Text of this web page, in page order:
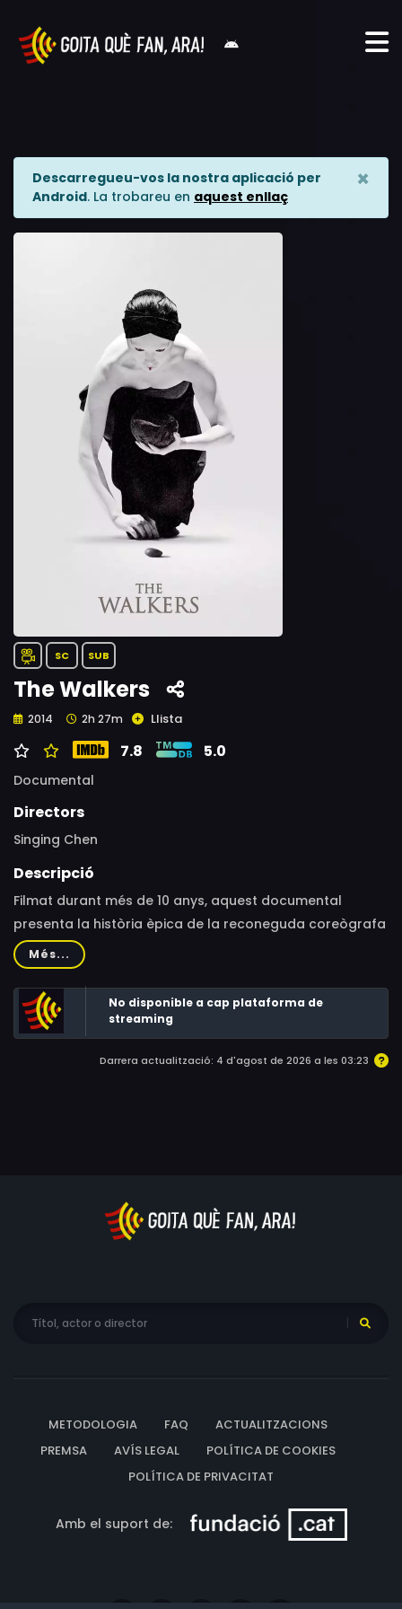
Descarregueu-vos la nostra aplicació per
Android. La trobareu en aquest enllaç
×
SC SUB
The Walkers
2014 2h 27m Llista
7.8 5.0
Documental
Directors
Singing Chen
Descripció
Filmat durant més de 10 anys, aquest documental
presenta la història èpica de la reconeguda coreògrafa
taiwanesa Lin Llegeix-Chen i la seva Legend Lin Dance
Theatre.
Més...
No disponible a cap plataforma de
streaming
Darrera actualització: 4 d'agost de 2026 a les 03:23
METODOLOGIA FAQ
ACTUALITZACIONS
PREMSA
AVÍS LEGAL
POLÍTICA DE COOKIES
POLÍTICA DE PRIVACITAT
Amb el suport de: